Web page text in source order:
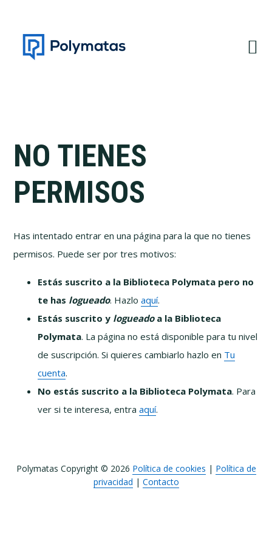
navegación
contenido
principal
NO TIENES
PERMISOS
Has intentado entrar en una página para la que no tienes
permisos. Puede ser por tres motivos:
Estás suscrito a la Biblioteca Polymata pero no
te has logueado. Hazloaquí.
Estás suscrito y logueado a la Biblioteca
Polymata. La página no está disponible para tu nivel
de suscripción. Si quieres cambiarlo hazlo en Tu
cuenta.
No estás suscrito a la Biblioteca Polymata. Para
ver si te interesa, entraaquí.
Polymatas Copyright © 2026 Política de cookies | Política de
privacidad | Contacto